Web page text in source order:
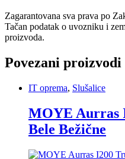
Zagarantovana sva prava po
Tačan podatak o uvozniku i
proizvoda.
Povezani proizvodi
IT oprema, Slušalice
MOYE Aurras
Bele Bežične